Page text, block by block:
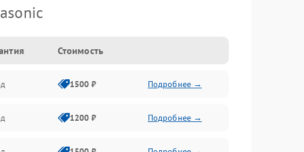
Стоимость
1500 ₽ Подробнее →
1200 ₽ Подробнее →